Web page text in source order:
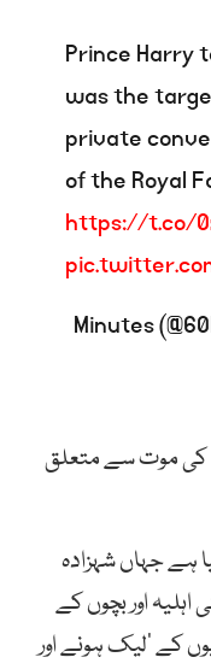
Prince Harry
was the
private
of the Royal
https://t.co/
کی موت سے متعلق
ہے جہاں شہزادہ
اور بچوں کے
کے ’لیک ہونے اور